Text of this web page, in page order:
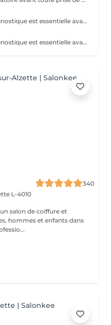
La réservation d'une séance diagnostique est essentielle avant toute prise de rendez-vous pour le laser.
La réservation d'une séance diagnostique est essentielle avant toute prise de rendez-vous pour le laser.
340
L-4010
salon de coiffure et
hommes et enfants dans